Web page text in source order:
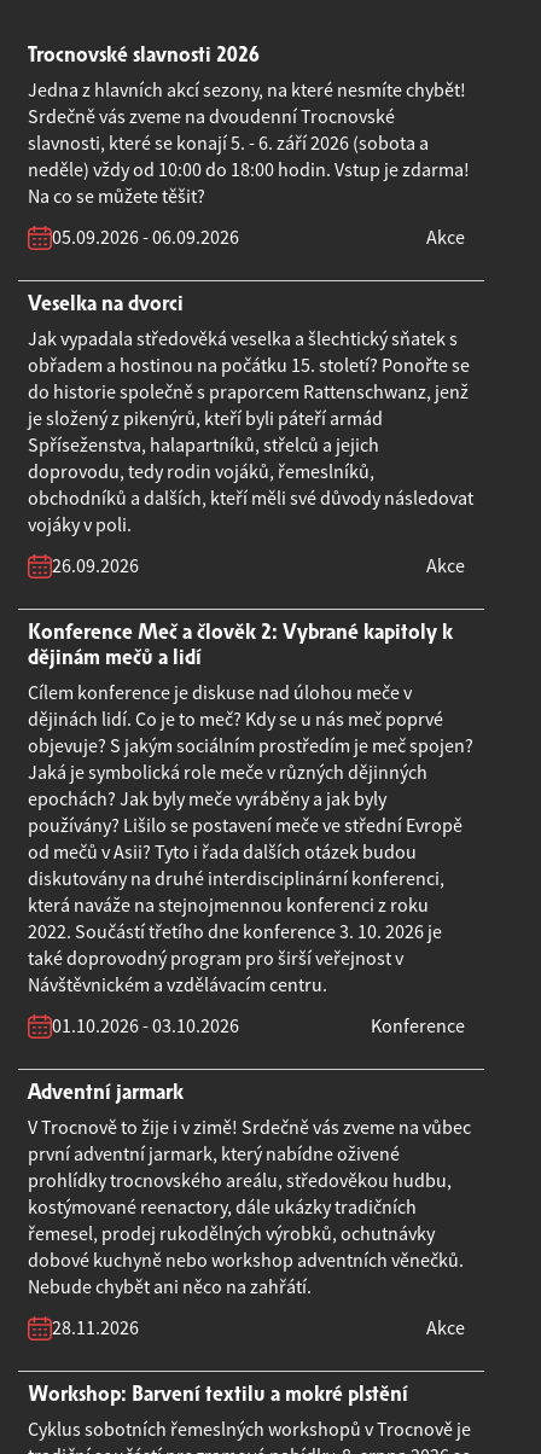
Trocnovské slavnosti 2026
Jedna z hlavních akcí sezony, na které nesmíte chybět!
Srdečně vás zveme na dvoudenní Trocnovské
slavnosti, které se konají 5. - 6. září 2026 (sobota a
neděle) vždy od 10:00 do 18:00 hodin. Vstup je zdarma!
Na co se můžete těšit?
05.09.2026 - 06.09.2026
Akce
Veselka na dvorci
Jak vypadala středověká veselka a šlechtický sňatek s
obřadem a hostinou na počátku 15. století? Ponořte se
do historie společně s praporcem Rattenschwanz, jenž
je složený z pikenýrů, kteří byli páteří armád
Spříseženstva, halapartníků, střelců a jejich
doprovodu, tedy rodin vojáků, řemeslníků,
obchodníků a dalších, kteří měli své důvody následovat
vojáky v poli.
26.09.2026
Akce
Konference Meč a člověk 2: Vybrané kapitoly k
dějinám mečů a lidí
Cílem konference je diskuse nad úlohou meče v
dějinách lidí. Co je to meč? Kdy se u nás meč poprvé
objevuje? S jakým sociálním prostředím je meč spojen?
Jaká je symbolická role meče v různých dějinných
epochách? Jak byly meče vyráběny a jak byly
používány? Lišilo se postavení meče ve střední Evropě
od mečů v Asii? Tyto i řada dalších otázek budou
diskutovány na druhé interdisciplinární konferenci,
která naváže na stejnojmennou konferenci z roku
2022. Součástí třetího dne konference 3. 10. 2026 je
také doprovodný program pro širší veřejnost v
Návštěvnickém a vzdělávacím centru.
01.10.2026 - 03.10.2026
Konference
Adventní jarmark
V Trocnově to žije i v zimě! Srdečně vás zveme na vůbec
první adventní jarmark, který nabídne oživené
prohlídky trocnovského areálu, středověkou hudbu,
kostýmované reenactory, dále ukázky tradičních
řemesel, prodej rukodělných výrobků, ochutnávky
dobové kuchyně nebo workshop adventních věnečků.
Nebude chybět ani něco na zahřátí.
28.11.2026
Akce
Workshop: Barvení textilu a mokré plstění
Cyklus sobotních řemeslných workshopů v Trocnově je